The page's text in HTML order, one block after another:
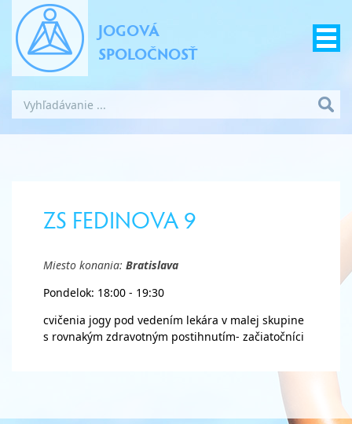
JOGOVÁ
SPOLOČNOSŤ
ZS FEDINOVA 9
Miesto konania: Bratislava
Pondelok: 18:00 - 19:30
cvičenia jogy pod vedením lekára v malej skupine
s rovnakým zdravotným postihnutím- začiatočníci